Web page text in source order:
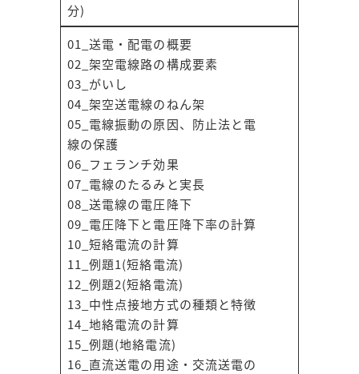
分)
01_送電・配電の概要
02_架空電線路の構成要素
03_がいし
04_架空送電線のねん架
05_電線振動の原因、防止法と電
線の保護
06_フェランチ効果
07_電線のたるみと実長
08_送電線の電圧降下
09_電圧降下と電圧降下率の計算
10_短絡電流の計算
11_例題1(短絡電流)
12_例題2(短絡電流)
13_中性点接地方式の種類と特徴
14_地絡電流の計算
15_例題(地絡電流)
16_直流送電の用途・交流送電の